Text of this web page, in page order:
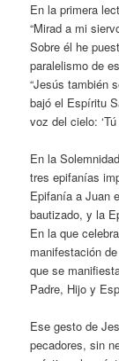
En la primera
“Mirad a mi
Sobre él he
paralelismo de
“Jesús también
bajó el Espíritu
voz del cielo:
En la
tres epifanías
Epifanía a Juan
bautizado, y la
En la que
manifestación
que se
Padre, Hijo y
Ese gesto de
pecadores, sin